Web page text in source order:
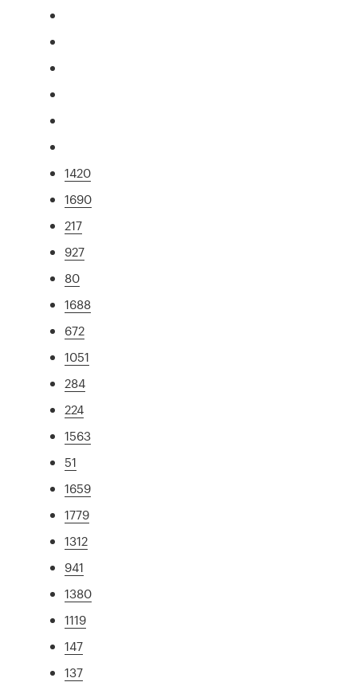
1420
1690
217
927
80
1688
672
1051
284
224
1563
51
1659
1779
1312
941
1380
1119
147
137